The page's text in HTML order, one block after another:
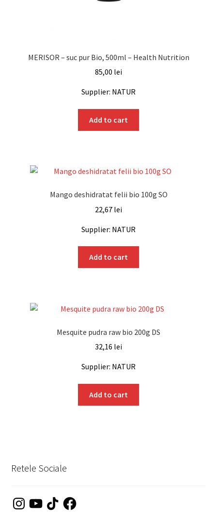
MERISOR – suc pur Bio, 500ml – Health Nutrition
85,00 lei
Supplier: NATUR
Add to cart
Mango deshidratat felii bio 100g SO
22,67 lei
Supplier: NATUR
Add to cart
Mesquite pudra raw bio 200g DS
32,16 lei
Supplier: NATUR
Add to cart
Retele Sociale
InstagramYouTubeTikTokFacebook